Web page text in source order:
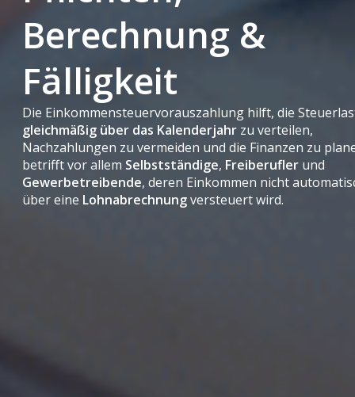
Berechnung &
Fälligkeit
Die Einkommensteuervorauszahlung hilft, die
gleichmäßig über das Kalenderjahr zu verteilen,
Nachzahlungen zu vermeiden und die Finanzen zu
betrifft vor allem Selbstständige, Freiberufler und
Gewerbetreibende, deren Einkommen nicht
über eine Lohnabrechnungversteuert wird.